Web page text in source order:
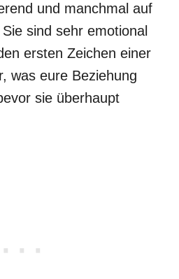
und manchmal auf
sind sehr emotional
ersten Zeichen einer
was eure Beziehung
sie überhaupt